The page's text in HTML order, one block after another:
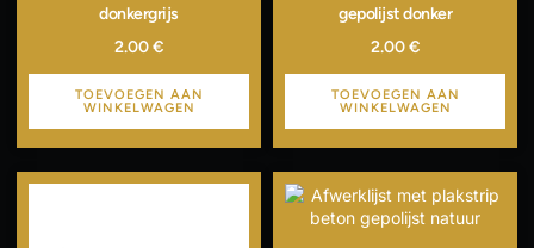
donkergrijs
2.00€
TOEVOEGEN AAN
WINKELWAGEN
gepolijst donker
2.00€
TOEVOEGEN AAN
WINKELWAGEN